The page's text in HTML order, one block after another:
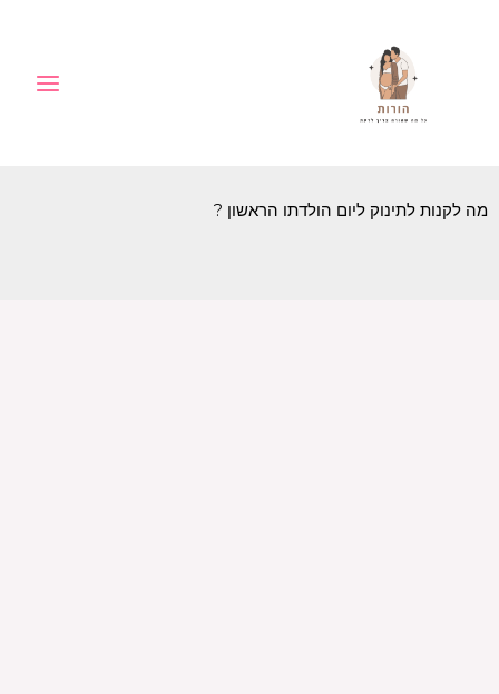
מה לקנות לתינוק ליום הולדתו הראשון ?